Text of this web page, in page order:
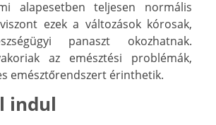
alapesetben teljesen normális
ezek a változások kórosak,
panaszt okozhatnak.
az emésztési problémák,
emésztőrendszert érinthetik.
indul